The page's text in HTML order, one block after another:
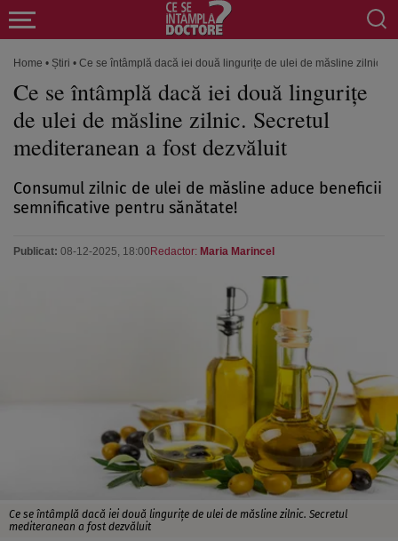
Home • Știri • Ce se întâmplă dacă iei două lingurițe de ulei de măsline zilnic.
Ce se întâmplă dacă iei două lingurițe
de ulei de măsline zilnic. Secretul
mediteranean a fost dezvăluit
Consumul zilnic de ulei de măsline aduce beneficii
semnificative pentru sănătate!
Publicat: 08-12-2025, 18:00 Redactor: Maria Marincel
Ce se întâmplă dacă iei două lingurițe de ulei de măsline zilnic. Secretul
mediteranean a fost dezvăluit